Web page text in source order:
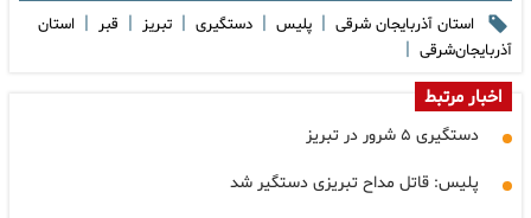
استان آذربایجان شرقی | پلیس | دستگیری | تبریز | قبر | استان
آذربایجان‌شرقی |
اخبار مرتبط
دستگیری ۵ شرور در تبریز
پلیس: قاتل مداح تبریزی دستگیر شد